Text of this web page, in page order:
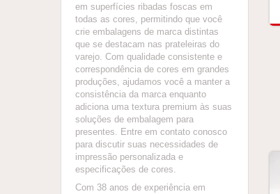
em superfícies ribadas foscas em
todas as cores, permitindo que você
crie embalagens de marca distintas
que se destacam nas prateleiras do
varejo. Com qualidade consistente e
correspondência de cores em grandes
produções, ajudamos você a manter a
consistência da marca enquanto
adiciona uma textura premium às suas
soluções de embalagem para
presentes. Entre em contato conosco
para discutir suas necessidades de
impressão personalizada e
especificações de cores.
Com 38 anos de experiência em